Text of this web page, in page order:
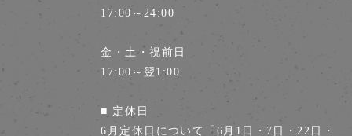
17:00～24:00
金・土・祝前日
17:00～翌1:00
■ 定休日
6月定休日について「6月1日・7日・22日・